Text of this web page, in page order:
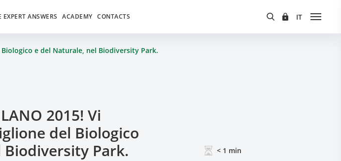
EXPERT ANSWERS ACADEMY CONTACTS
e del Naturale, nel Biodiversity Park.
2015! Vi
del Biologico
Park.
< 1 min